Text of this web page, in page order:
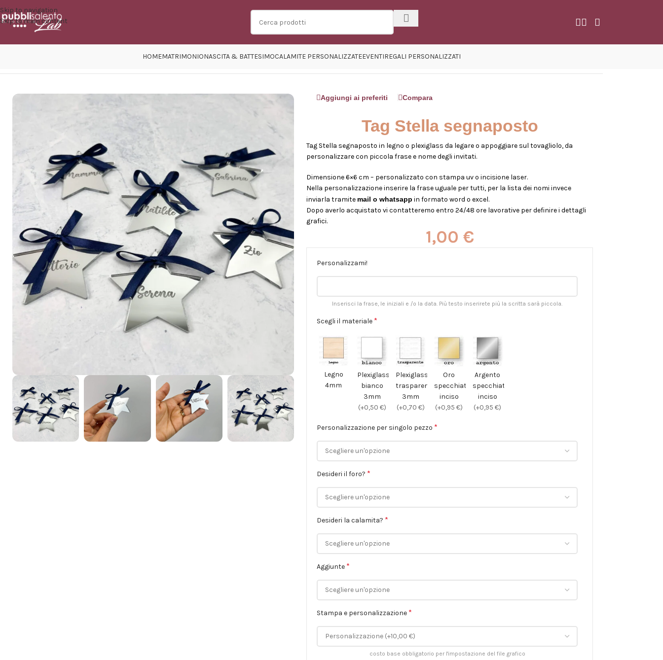
Skip to navigation
Skip to main content
HOMEMATRIMONIONASCITA & BATTESIMOCALAMITE PERSONALIZZATEEVENTIREGALI PERSONALIZZATI
Aggiungi ai preferiti Compara
Tag Stella segnaposto
Tag Stella segnaposto in legno o plexiglass da legare o appoggiare sul tovagliolo, da
personalizzare con piccola frase e nome degli invitati.
Dimensione 6×6 cm – personalizzato con stampa uv o incisione laser.
Nella personalizzazione inserire la frase uguale per tutti, per la lista dei nomi invece
inviarla tramite mail o whatsapp in formato word o excel.
Dopo averlo acquistato vi contatteremo entro 24/48 ore lavorative per definire i dettagli
grafici.
1,00 €
Personalizzami!
Inserisci la frase, le iniziali e /o la data. Più testo inserirete più la scritta sarà piccola.
Scegli il materiale *
Legno
4mm
Plexiglass
bianco
3mm
(+0,50 €)
Plexiglass
trasparente
3mm
(+0,70 €)
Oro
specchiato
inciso
(+0,95 €)
Argento
specchiato
inciso
(+0,95 €)
Personalizzazione per singolo pezzo *
Desideri il foro? *
Desideri la calamita? *
Aggiunte *
Stampa e personalizzazione *
costo base obbligatorio per l'impostazione del file grafico